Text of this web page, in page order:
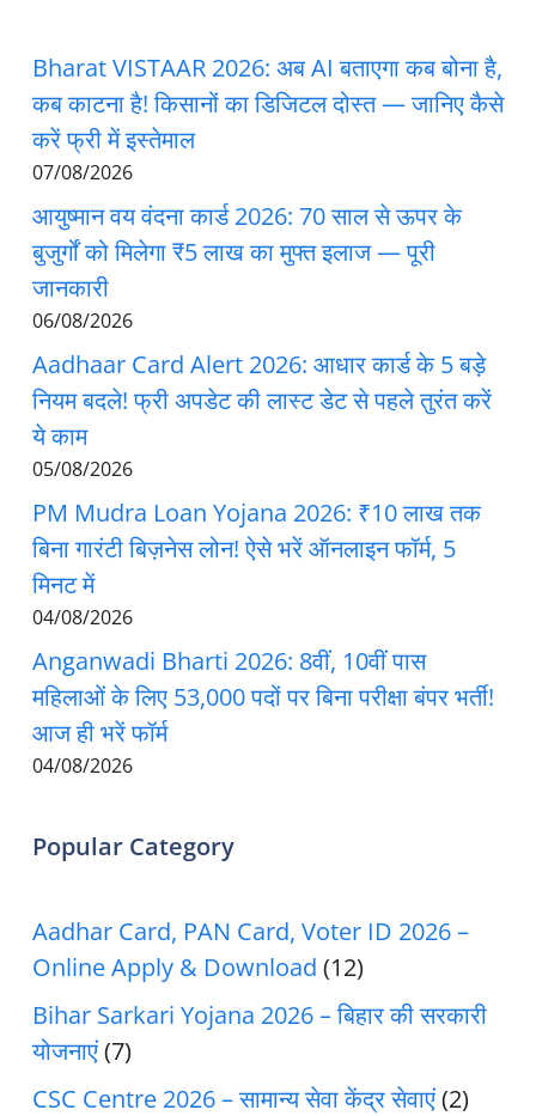
Bharat VISTAAR 2026: अब AI बताएगा कब बोना है,
कब काटना है! किसानों का डिजिटल दोस्त — जानिए कैसे
करें फ्री में इस्तेमाल
07/08/2026
आयुष्मान वय वंदना कार्ड 2026: 70 साल से ऊपर के
बुजुर्गों को मिलेगा ₹5 लाख का मुफ्त इलाज — पूरी
जानकारी
06/08/2026
Aadhaar Card Alert 2026: आधार कार्ड के 5 बड़े
नियम बदले! फ्री अपडेट की लास्ट डेट से पहले तुरंत करें
ये काम
05/08/2026
PM Mudra Loan Yojana 2026: ₹10 लाख तक
बिना गारंटी बिज़नेस लोन! ऐसे भरें ऑनलाइन फॉर्म, 5
मिनट में
04/08/2026
Anganwadi Bharti 2026: 8वीं, 10वीं पास
महिलाओं के लिए 53,000 पदों पर बिना परीक्षा बंपर भर्ती!
आज ही भरें फॉर्म
04/08/2026
Popular Category
Aadhar Card, PAN Card, Voter ID 2026 –
Online Apply & Download (12)
Bihar Sarkari Yojana 2026 – बिहार की सरकारी
योजनाएं(7)
CSC Centre 2026 – सामान्य सेवा केंद्र सेवाएं(2)